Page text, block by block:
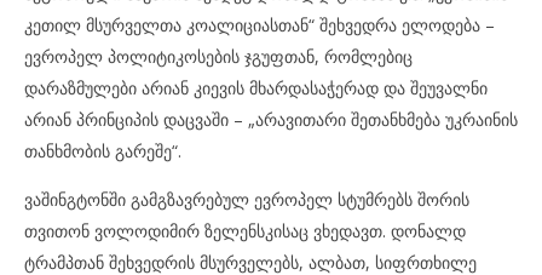
კეთილ მსურველთა კოალიციასთან“ შეხვედრა ელოდება –
ევროპელ პოლიტიკოსების ჯგუფთან, რომლებიც
დარაზმულები არიან კიევის მხარდასაჭერად და შეუვალნი
არიან პრინციპის დაცვაში – „არავითარი შეთანხმება უკრაინის
თანხმობის გარეშე“.
ვაშინგტონში გამგზავრებულ ევროპელ სტუმრებს შორის
თვითონ ვოლოდიმირ ზელენსკისაც ვხედავთ. დონალდ
ტრამპთან შეხვედრის მსურველებს, ალბათ, სიფრთხილე